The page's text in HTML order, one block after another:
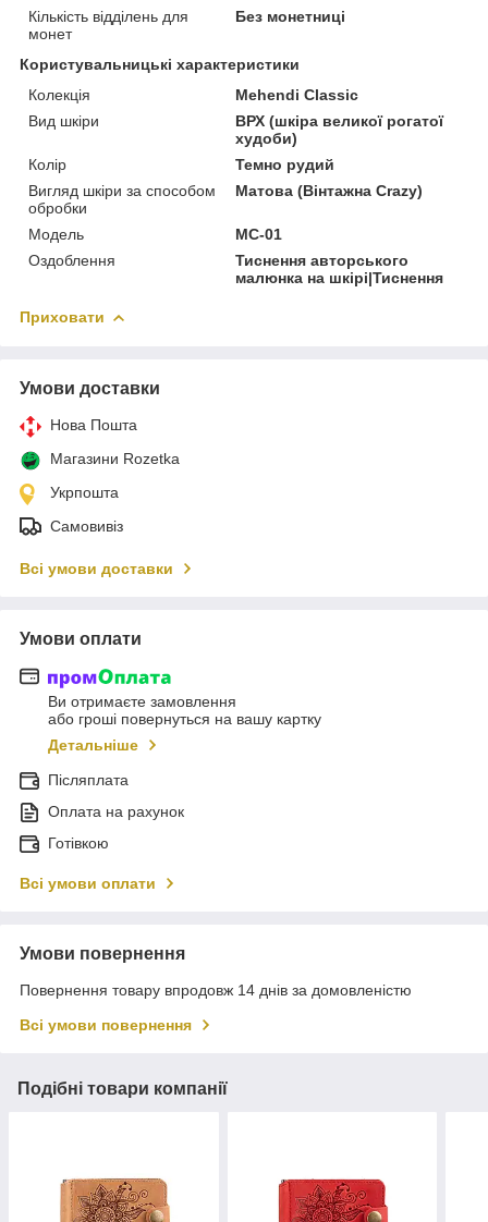
Кількість відділень для
монет
Без монетниці
Користувальницькі характеристики
Колекція
Mehendi Classic
Вид шкіри
ВРХ (шкіра великої рогатої
худоби)
Колір
Темно рудий
Вигляд шкіри за способом
обробки
Матова (Вінтажна Crazy)
Модель
MC-01
Оздоблення
Тиснення авторського
малюнка на шкірі|Тиснення
Приховати
Умови доставки
Нова Пошта
Магазини Rozetka
Укрпошта
Самовивіз
Всі умови доставки
Умови оплати
Ви отримаєте замовлення
або гроші повернуться на вашу картку
Детальніше
Післяплата
Оплата на рахунок
Готівкою
Всі умови оплати
Умови повернення
Повернення товару впродовж 14 днів за домовленістю
Всі умови повернення
Подібні товари компанії